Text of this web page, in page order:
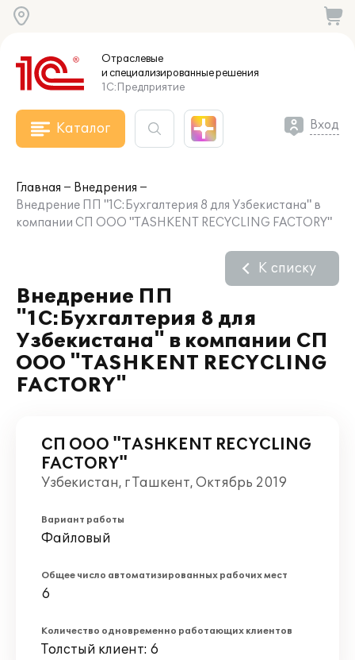
Отраслевые
и специализированныерешения
1С:Предприятие
Каталог Вход
Главная
Внедрения
Внедрение ПП "1С:Бухгалтерия 8 для Узбекистана" в
компании СП ООО "TASHKENT RECYCLING FACTORY"
Внедрение ПП
"1С:Бухгалтерия 8 для
Узбекистана" в компании СП
ООО "TASHKENT RECYCLING
FACTORY"
К списку
СП ООО "TASHKENT RECYCLING
FACTORY"
Узбекистан, г Ташкент, Октябрь 2019
Вариант работы
Файловый
Общее число автоматизированных рабочих мест
6
Количество одновременно работающих клиентов
Толстый клиент: 6